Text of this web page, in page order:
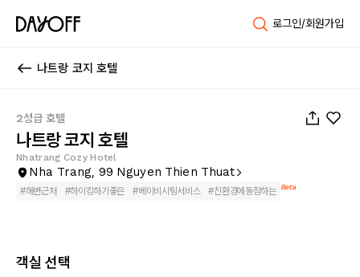
로그인/회원가입
나트랑 코지 호텔
2성급 호텔
나트랑 코지 호텔
Nhatrang Cozy Hotel
Nha Trang, 99 Nguyen Thien Thuat
#해변근처 #하이킹하기좋은 #베이비시팅서비스 #친환경에동참하는 Beta
객실 선택